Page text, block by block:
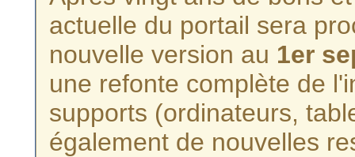
actuelle du portail sera
nouvelle version au 1er
une refonte complète de
supports (ordinateurs,
également de nouvelles